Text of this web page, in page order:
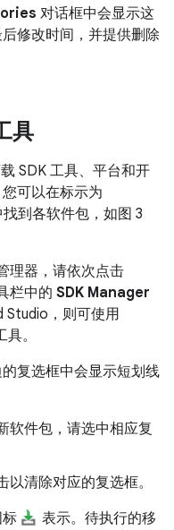
对话框中会显示这
修改时间，并提供删除
具
SDK 工具、平台和开
可以在标示为
到各软件包，如图 3
理器，请依次点击
栏中的 SDK Manager
Studio，则可使用
。
复选框中会显示短划线
软件包，请选中相应复
清除对应的复选框。
表示。待执行的移